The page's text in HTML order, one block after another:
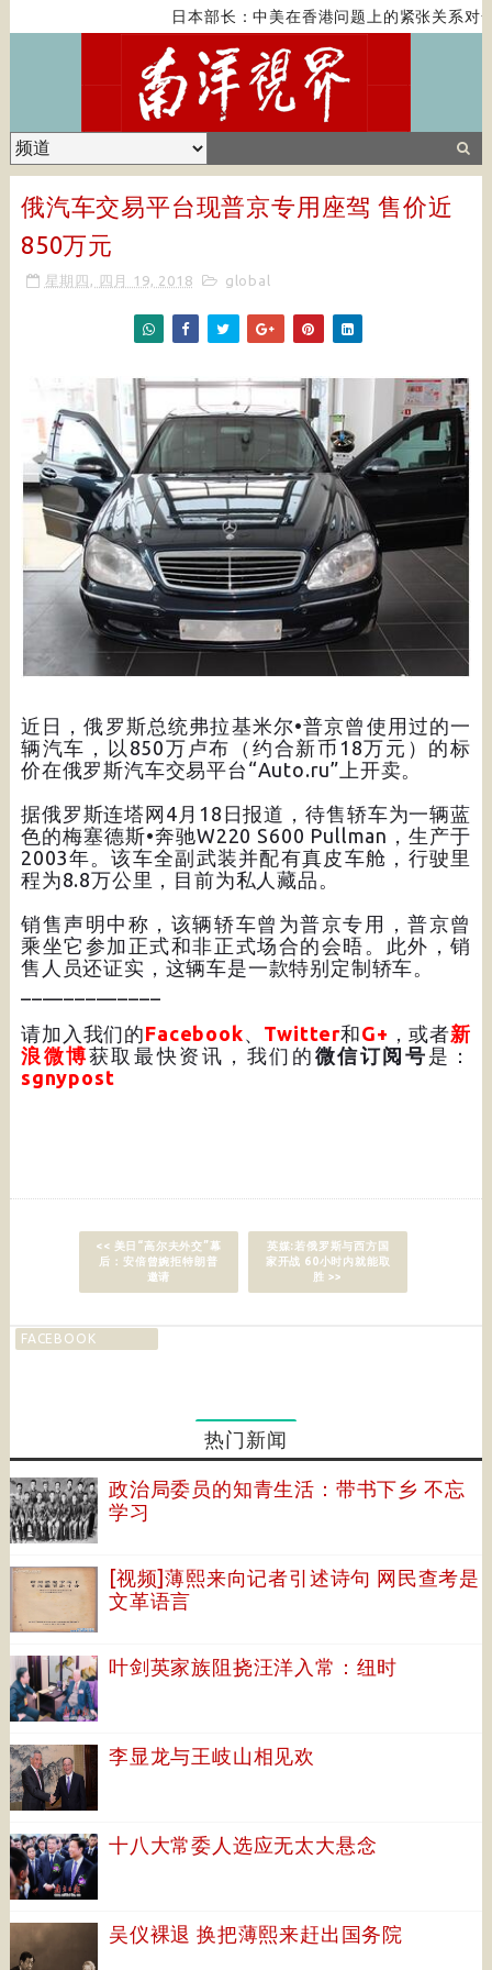
日本部长：中美在香港问题上的紧张关系对
俄汽车交易平台现普京专用座驾 售价近
850万元
星期四, 四月 19, 2018 global
近日，俄罗斯总统弗拉基米尔•普京曾使用过的一
辆汽车，以850万卢布（约合新币18万元）的标
价在俄罗斯汽车交易平台“Auto.ru”上开卖。
据俄罗斯连塔网4月18日报道，待售轿车为一辆蓝
色的梅塞德斯•奔驰W220 S600 Pullman，生产于
2003年。该车全副武装并配有真皮车舱，行驶里
程为8.8万公里，目前为私人藏品。
销售声明中称，该辆轿车曾为普京专用，普京曾
乘坐它参加正式和非正式场合的会晤。此外，销
售人员还证实，这辆车是一款特别定制轿车。
请加入我们的Facebook Twitter和G+ ，或者新
浪微博获取最快资讯，我们的 微信订阅号 是：
sgnypost
<< 美日“高尔夫外交”幕
后：安倍曾婉拒特朗普
邀请
英媒:若俄罗斯与西方国
家开战 60小时内就能取
胜 >>
FACEBOOK
热门新闻
政治局委员的知青生活：带书下乡 不忘
学习
[视频]薄熙来向记者引述诗句 网民查考是
文革语言
叶剑英家族阻挠汪洋入常：纽时
李显龙与王岐山相见欢
十八大常委人选应无太大悬念
吴仪裸退 换把薄熙来赶出国务院